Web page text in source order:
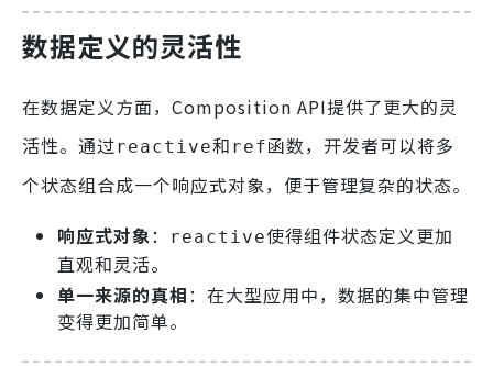
数据定义的灵活性
在数据定义方面，Composition API提供了更大的灵
活性。通过reactive和 ref函数，开发者可以将多
个状态组合成一个响应式对象，便于管理复杂的状态。
响应式对象： reactive使得组件状态定义更加
直观和灵活。
单一来源的真相：在大型应用中，数据的集中管理
变得更加简单。